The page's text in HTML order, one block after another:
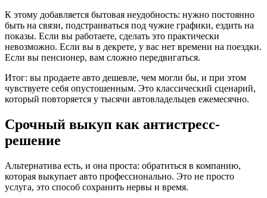
К этому добавляется бытовая неудобность: нужно постоянно
быть на связи, подстраиваться под чужие графики, ездить на
показы. Если вы работаете, сделать это практически
невозможно. Если вы в декрете, у вас нет времени на поездки.
Если вы пенсионер, вам сложно передвигаться.
Итог: вы продаете авто дешевле, чем могли бы, и при этом
чувствуете себя опустошенным. Это классический сценарий,
который повторяется у тысячи автовладельцев ежемесячно.
Срочный выкуп как антистресс-
решение
Альтернатива есть, и она проста: обратиться в компанию,
которая выкупает авто профессионально. Это не просто
услуга, это способ сохранить нервы и время.